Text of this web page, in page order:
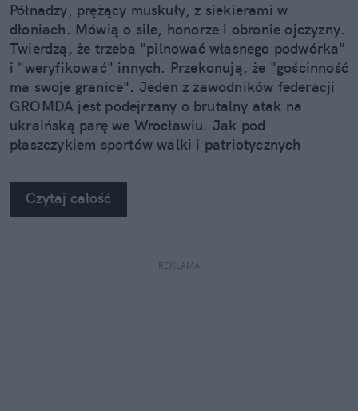
Półnadzy, prężący muskuły, z siekierami w
dłoniach. Mówią o sile, honorze i obronie ojczyzny.
Twierdzą, że trzeba "pilnować własnego podwórka"
i "weryfikować" innych. Przekonują, że "gościnność
ma swoje granice". Jeden z zawodników federacji
GROMDA jest podejrzany o brutalny atak na
ukraińską parę we Wrocławiu. Jak pod
płaszczykiem sportów walki i patriotycznych
Rozmawiam o tym z prof. Rafałem Pankowskim,
socjologiem i politologiem ze Stowarzyszenia
"NIGDY WIĘCEJ".
Czytaj całość
REKLAMA